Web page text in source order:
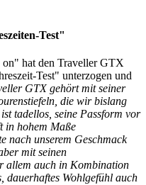
Test"
hat den Traveller GTX
Test" unterzogen und
GTX gehört mit seiner
die wir bislang
tadellos, seine Passform vor
in hohem Maße
nach unserem Geschmack
mit seinen
allem auch in Kombination
dauerhaftes Wohlgefühl auch